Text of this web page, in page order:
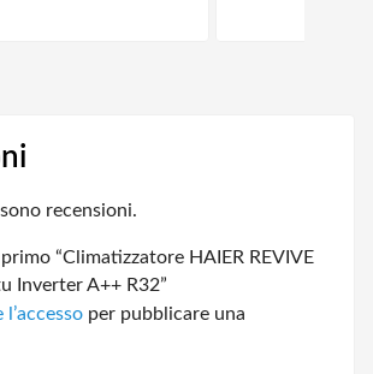
recensioni.
“Climatizzatore HAIER REVIVE
Inverter A++ R32”
per pubblicare una